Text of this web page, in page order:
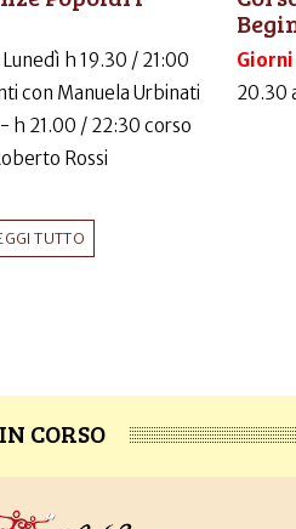
Lunedì h 19.30 / 21:00
con Manuela Urbinati
h 21.00 / 22:30 corso
Rossi
TUTTO
20.30
CORSO